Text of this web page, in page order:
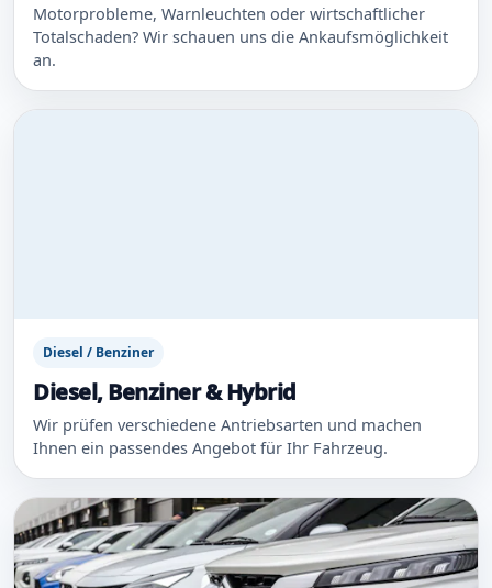
Motorprobleme, Warnleuchten oder wirtschaftlicher
Totalschaden? Wir schauen uns die Ankaufsmöglichkeit
an.
Diesel / Benziner
Diesel, Benziner & Hybrid
Wir prüfen verschiedene Antriebsarten und machen
Ihnen ein passendes Angebot für Ihr Fahrzeug.